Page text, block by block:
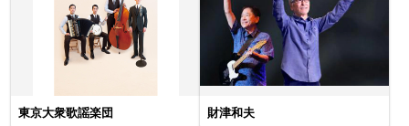
東京大衆歌謡楽団 財津和夫